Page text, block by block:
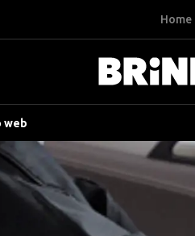
Home
web